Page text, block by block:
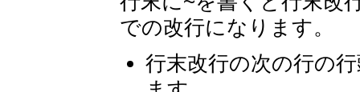
での改行になります。
行末改行の次の行の